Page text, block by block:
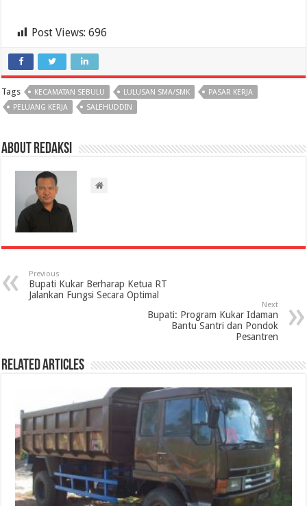
Post Views: 696
Tags KECAMATAN SEBULU LULUSAN SMA/SMK
PASAR KERJA
PELUANG KERJA
SALEHUDDIN
About Redaksi
Previous
Bupati Kukar Berharap Ketua RT
Jalankan Fungsi Secara Optimal
Next
Bupati: Program Kukar Idaman
Bantu Santri dan Pondok
Pesantren
Related Articles